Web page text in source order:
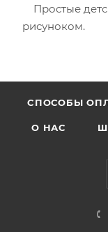
Простые
рисуноком.
CПОСОБЫ
О НАС